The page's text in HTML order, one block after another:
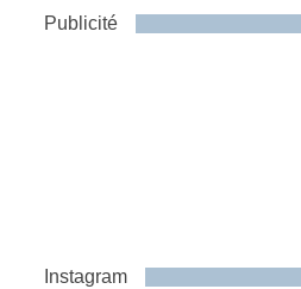
Publicité
Instagram